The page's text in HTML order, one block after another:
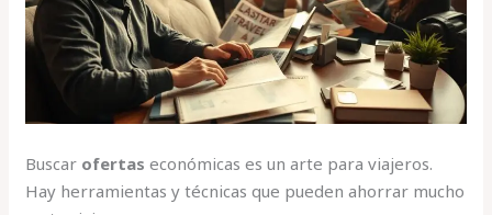
Buscar ofertas económicas es un arte para viajeros.
Hay herramientas y técnicas que pueden ahorrar mucho